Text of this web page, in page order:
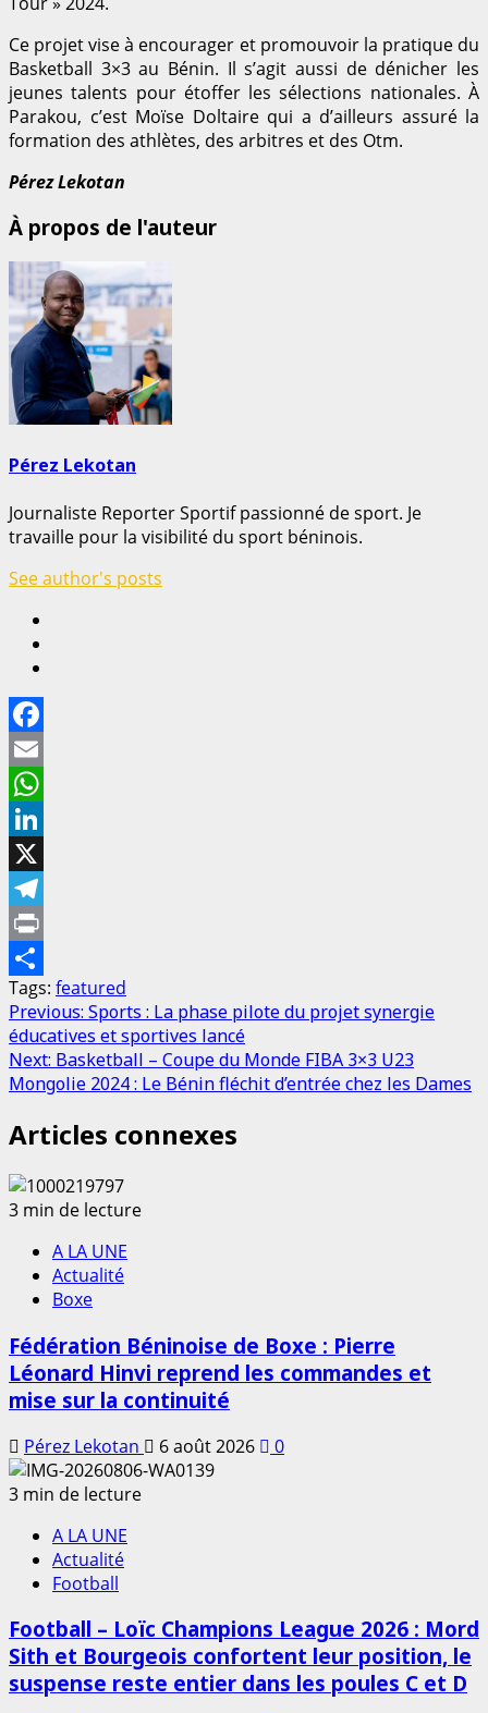
Ce projet vise à encourager et promouvoir la pratique du
Basketball 3×3 au Bénin. Il s’agit aussi de dénicher les
jeunes talents pour étoffer les sélections nationales. À
Parakou, c’est Moïse Doltaire qui a d’ailleurs assuré la
formation des athlètes, des arbitres et des Otm.
Pérez Lekotan
À propos de l'auteur
Pérez Lekotan
Journaliste Reporter Sportif passionné de sport. Je
travaille pour la visibilité du sport béninois.
See author's posts
Facebook
Email
WhatsApp
LinkedIn
X
Telegram
Print
Partager
Tags: featured
Post
navigation
Previous: Sports : La phase pilote du projet synergie
éducatives et sportives lancé
Next: Basketball – Coupe du Monde FIBA 3×3 U23
Mongolie 2024 : Le Bénin fléchit d’entrée chez les Dames
Articles connexes
3 min de lecture
A LA UNE
Actualité
Boxe
Fédération Béninoise de Boxe : Pierre
Léonard Hinvi reprend les commandes et
mise sur la continuité
Pérez Lekotan 6 août 2026
0
3 min de lecture
A LA UNE
Actualité
Football
Football – Loïc Champions League 2026 : Mord
Sith et Bourgeois confortent leur position, le
suspense reste entier dans les poules C et D